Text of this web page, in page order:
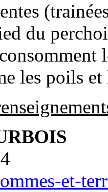
du
les poils
et-